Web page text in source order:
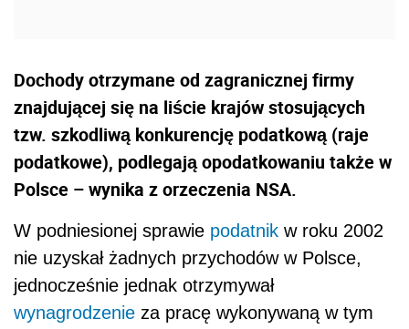
Dochody otrzymane od zagranicznej firmy
znajdującej się na liście krajów stosujących
tzw. szkodliwą konkurencję podatkową (raje
podatkowe), podlegają opodatkowaniu także w
Polsce – wynika z orzeczenia NSA.
W podniesionej sprawie podatnik w roku 2002
nie uzyskał żadnych przychodów w Polsce,
jednocześnie jednak otrzymywał
wynagrodzenie za pracę wykonywaną w tym